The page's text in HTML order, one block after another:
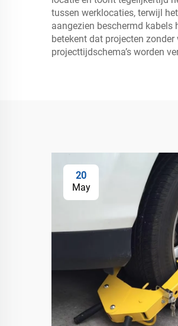
tussen werklocaties, terwijl
aangezien beschermd
betekent dat projecten
projecttijdschema’s worden
20
May